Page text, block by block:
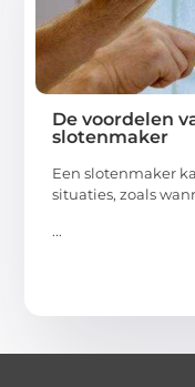
De voordelen
slotenmaker
Een slotenmaker
situaties, zoals
...